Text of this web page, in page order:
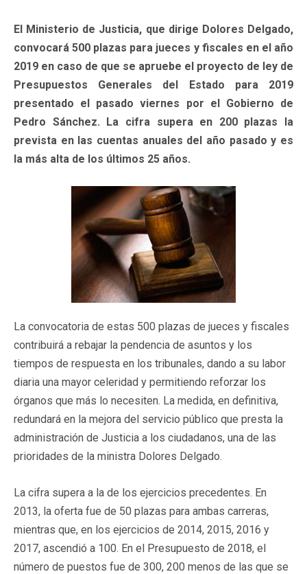
El Ministerio de Justicia, que dirige Dolores Delgado,
convocará 500 plazas para jueces y fiscales en el año
2019 en caso de que se apruebe el proyecto de ley de
Presupuestos Generales del Estado para 2019
presentado el pasado viernes por el Gobierno de
Pedro Sánchez. La cifra supera en 200 plazas la
prevista en las cuentas anuales del año pasado y es
la más alta de los últimos 25 años.
La convocatoria de estas 500 plazas de jueces y fiscales
contribuirá a rebajar la pendencia de asuntos y los
tiempos de respuesta en los tribunales, dando a su labor
diaria una mayor celeridad y permitiendo reforzar los
órganos que más lo necesiten. La medida, en definitiva,
redundará en la mejora del servicio público que presta la
administración de Justicia a los ciudadanos, una de las
prioridades de la ministra Dolores Delgado.
La cifra supera a la de los ejercicios precedentes. En
2013, la oferta fue de 50 plazas para ambas carreras,
mientras que, en los ejercicios de 2014, 2015, 2016 y
2017, ascendió a 100. En el Presupuesto de 2018, el
número de puestos fue de 300, 200 menos de las que se